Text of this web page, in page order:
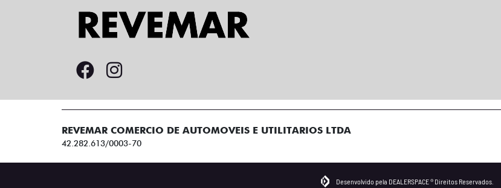
REVEMAR COMERCIO DE AUTOMOVEIS E UTILITARIOS LTDA
42.282.613/0003-70
Desenvolvido pela DEALERSPACE ® Direitos Reservados.